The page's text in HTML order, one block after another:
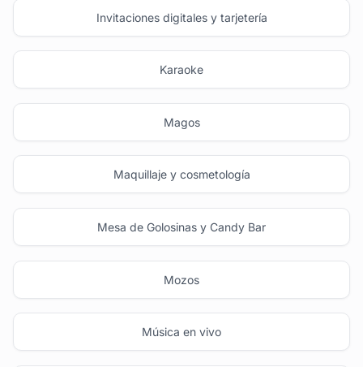
Invitaciones digitales y tarjetería
Karaoke
Magos
Maquillaje y cosmetología
Mesa de Golosinas y Candy Bar
Mozos
Música en vivo